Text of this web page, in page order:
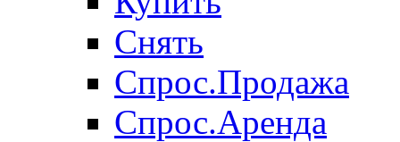
Снять
Спрос.Продажа
Спрос.Аренда